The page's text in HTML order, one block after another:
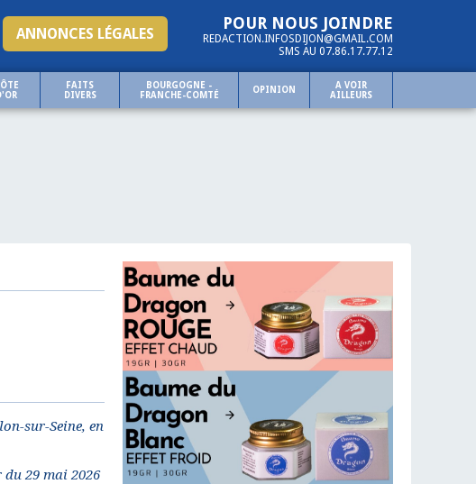
POUR NOUS JOINDRE
REDACTION.INFOSDIJON@GMAIL.COM
SMS AU 07.86.17.77.12
ANNONCES LÉGALES
FAITS
DIVERS
BOURGOGNE -
FRANCHE-COMTÉ
OPINION
A VOIR
AILLEURS
sur-Seine, en
29 mai 2026